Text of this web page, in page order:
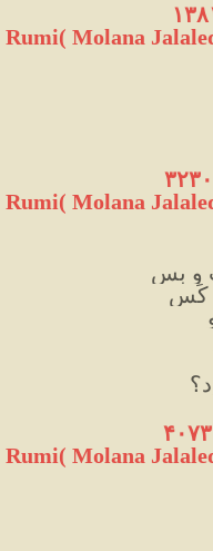
Rumi( Molana
Rumi( Molana
و بس
کَس
Rumi( Molana